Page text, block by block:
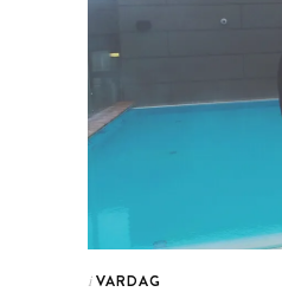
i VARDAG